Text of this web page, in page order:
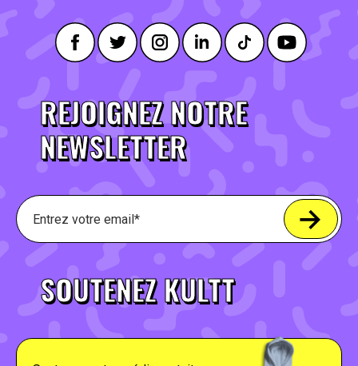
REJOIGNEZ NOTRE
NEWSLETTER
SOUTENEZ KULTT